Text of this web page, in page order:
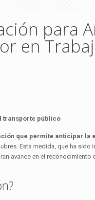
para
en
transporte público
que permite anticipar la
Esta medida, que ha
avance en el